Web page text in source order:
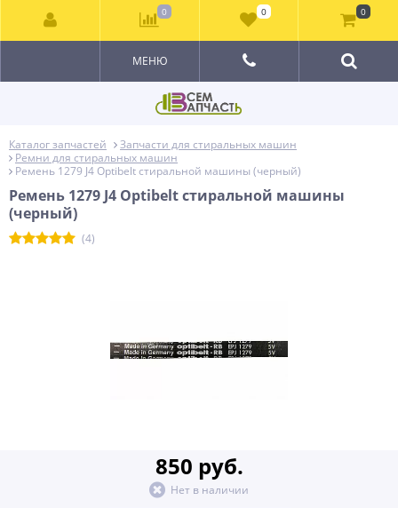
МЕНЮ
Каталог запчастей
Запчасти для стиральных машин
Ремни для стиральных машин
Ремень 1279 J4 Optibelt стиральной машины (черный)
Ремень 1279 J4 Optibelt стиральной машины
(черный)
(4)
850 руб.
Нет в наличии
0 0 0